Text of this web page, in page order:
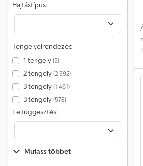
Hajtástípus:
Tengelyelrendezés:
1 tengely(5)
2 tengely(2 392)
3 tengely(1 461)
3 tengely(578)
Felfüggesztés:
Mutass többet